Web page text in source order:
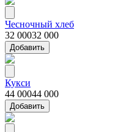
Чесночный хлеб
32 00032 000
Добавить
Кукси
44 00044 000
Добавить